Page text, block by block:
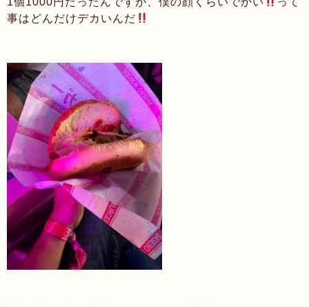
事はどんだけデカいんだ